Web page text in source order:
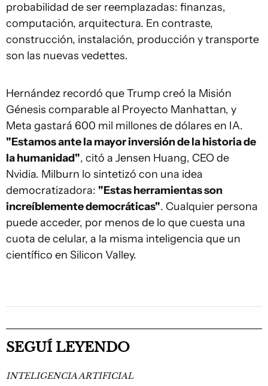
probabilidad de ser reemplazadas: finanzas,
computación, arquitectura. En contraste,
construcción, instalación, producción y transporte
son las nuevas vedettes.
Hernández recordó que Trump creó la Misión
Génesis comparable al Proyecto Manhattan, y
Meta gastará 600 mil millones de dólares en IA.
"Estamos ante la mayor inversión de la historia de
la humanidad", citó a Jensen Huang, CEO de
Nvidia. Milburn lo sintetizó con una idea
democratizadora: "Estas herramientas son
increíblemente democráticas". Cualquier persona
puede acceder, por menos de lo que cuesta una
cuota de celular, a la misma inteligencia que un
científico en Silicon Valley.
SEGUÍ LEYENDO
INTELIGENCIA ARTIFICIAL